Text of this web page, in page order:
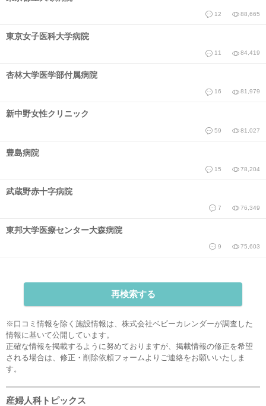
12 88,665
東京女子医科大学病院
11 84,419
杏林大学医学部付属病院
16 81,979
新中野女性クリニック
59 81,027
豊島病院
15 78,204
武蔵野赤十字病院
7 76,349
東邦大学医療センター大森病院
9 75,603
再検索する
※口コミ情報を除く施設情報は、株式会社ベビーカレンダーが調査した
情報に基いて公開しています。
正確な情報を掲載するように努めておりますが、掲載情報の修正を希望
される場合は、 修正・削除依頼フォーム よりご連絡をお願いいたしま
す。
産婦人科トピックス